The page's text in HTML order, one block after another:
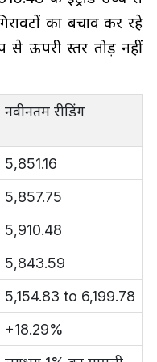
का बचाव कर रहे
ऊपरी स्तर तोड़ नहीं
नवीनतम रीडिंग
5,851.16
5,857.75
5,910.48
5,843.59
5,154.83 to 6,199.78
+18.29%